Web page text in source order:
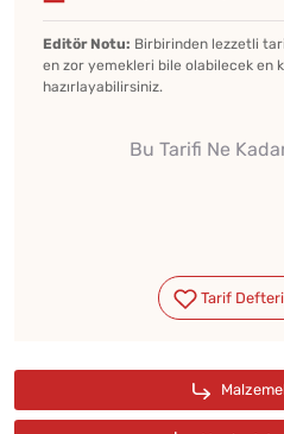
Editör Notu: Birbirinden lezzetli
en zor yemekleri bile olabilecek en
hazırlayabilirsiniz.
Bu Tarifi Ne